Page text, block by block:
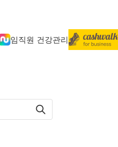
임직원 건강관리